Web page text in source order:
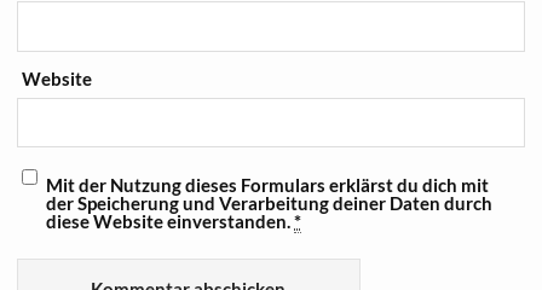
Website
Mit der Nutzung dieses Formulars erklärst du dich mit
der Speicherung und Verarbeitung deiner Daten durch
diese Website einverstanden.*